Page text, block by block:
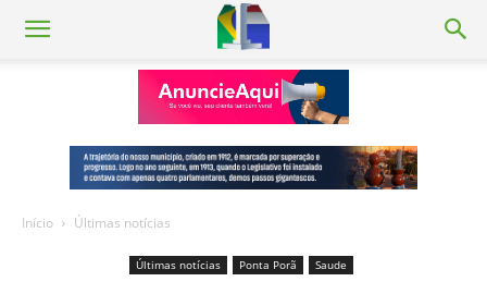
Início Últimas notícias
Últimas notícias Ponta Porã Saude